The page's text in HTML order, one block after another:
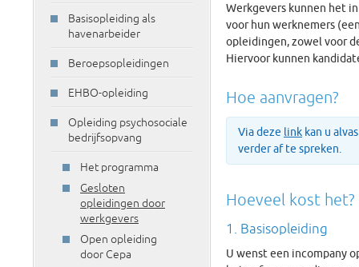
Basisopleiding als
havenarbeider
Beroepsopleidingen
EHBO-opleiding
Opleiding psychosociale
bedrijfsopvang
Het programma
Gesloten
opleidingen door
werkgevers
Open opleiding
door Cepa
Werkgevers kunnen het
voor hun werknemers
opleidingen, zowel voor
Hiervoor kunnen
Hoe aanvragen?
Via deze link kan u
verder af te spreken.
Hoeveel kost het?
1. Basisopleiding
U wenst een incompany